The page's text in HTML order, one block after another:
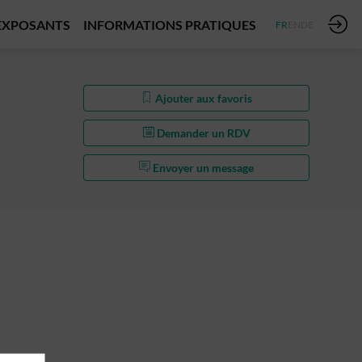
INFORMATIONS PRATIQUES FR
Ajouter aux favoris
Demander un RDV
Envoyer un message